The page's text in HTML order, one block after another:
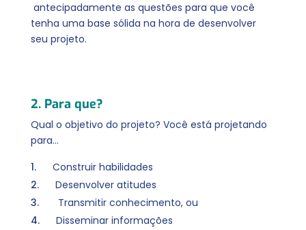
antecipadamente as questões para que você
tenha uma base sólida na hora de desenvolver
seu projeto.
2. Para que?
Qual o objetivo do projeto? Você está projetando
para…
Construir habilidades
Desenvolver atitudes
Transmitir conhecimento, ou
Disseminar informações